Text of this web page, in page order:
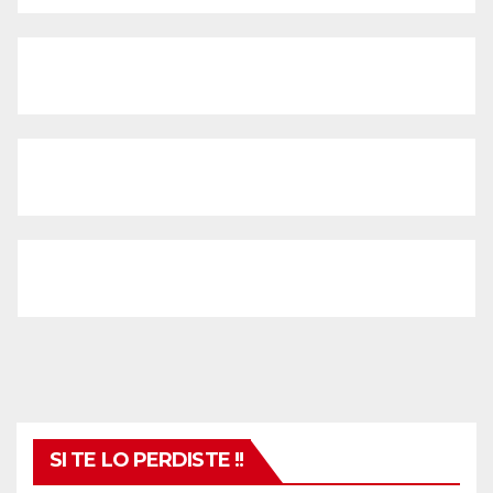
SI TE LO PERDISTE !!